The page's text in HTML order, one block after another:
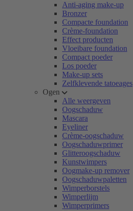
Anti-aging make-up
Bronzer
Compacte foundation
Crème-foundation
Effect producten
Vloeibare foundation
Compact poeder
Los poeder
Make-up sets
Zelfklevende tatoeages
Ogen
Alle weergeven
Oogschaduw
Mascara
Eyeliner
Crème-oogschaduw
Oogschaduwprimer
Glitteroogschaduw
Kunstwimpers
Oogmake-up remover
Oogschaduwpaletten
Wimperborstels
Wimperlijm
Wimperprimers